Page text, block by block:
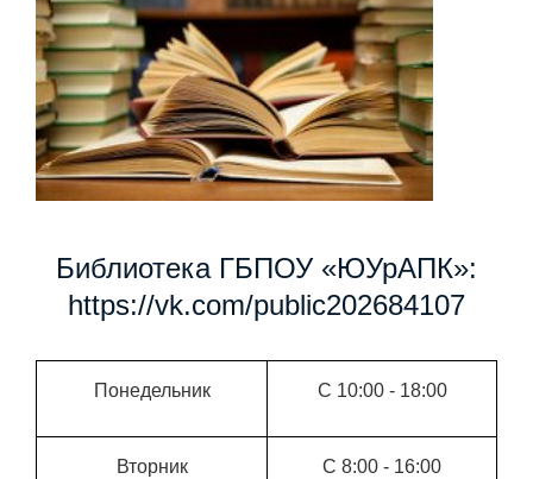
Библиотека ГБПОУ «ЮУрАПК»:
https://vk.com/public202684107
Понедельник С 10:00 - 18:00
Вторник С 8:00 - 16:00